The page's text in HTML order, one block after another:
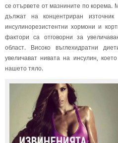
се отървете от мазнините по корема.
дължат на концентриран
инсулинорезистентни хормони и
фактори са отговорни за
област. Високо въглехидратни
увеличават нивата на инсулин,
нашето тяло.